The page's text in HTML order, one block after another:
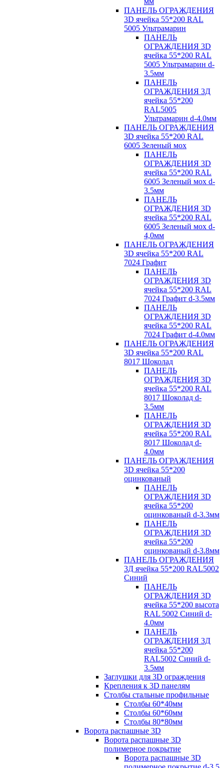
ПАНЕЛЬ ОГРАЖДЕНИЯ
3D ячейка 55*200 RAL
5005 Ультрамарин
ПАНЕЛЬ
ОГРАЖДЕНИЯ 3D
ячейка 55*200 RAL
5005 Ультрамарин d-
3.5мм
ПАНЕЛЬ
ОГРАЖДЕНИЯ 3Д
ячейка 55*200
RAL5005
Ультрамарин d-4.0мм
ПАНЕЛЬ ОГРАЖДЕНИЯ
3D ячейка 55*200 RAL
6005 Зеленый мох
ПАНЕЛЬ
ОГРАЖДЕНИЯ 3D
ячейка 55*200 RAL
6005 Зеленый мох d-
3.5мм
ПАНЕЛЬ
ОГРАЖДЕНИЯ 3D
ячейка 55*200 RAL
6005 Зеленый мох d-
4,0мм
ПАНЕЛЬ ОГРАЖДЕНИЯ
3D ячейка 55*200 RAL
7024 Графит
ПАНЕЛЬ
ОГРАЖДЕНИЯ 3D
ячейка 55*200 RAL
7024 Графит d-3.5мм
ПАНЕЛЬ
ОГРАЖДЕНИЯ 3D
ячейка 55*200 RAL
7024 Графит d-4.0мм
ПАНЕЛЬ ОГРАЖДЕНИЯ
3D ячейка 55*200 RAL
8017 Шоколад
ПАНЕЛЬ
ОГРАЖДЕНИЯ 3D
ячейка 55*200 RAL
8017 Шоколад d-
3.5мм
ПАНЕЛЬ
ОГРАЖДЕНИЯ 3D
ячейка 55*200 RAL
8017 Шоколад d-
4.0мм
ПАНЕЛЬ ОГРАЖДЕНИЯ
3D ячейка 55*200
оцинкованый
ПАНЕЛЬ
ОГРАЖДЕНИЯ 3D
ячейка 55*200
оцинкованый d-3.3мм
ПАНЕЛЬ
ОГРАЖДЕНИЯ 3D
ячейка 55*200
оцинкованый d-3.8мм
ПАНЕЛЬ ОГРАЖДЕНИЯ
3Д ячейка 55*200 RAL5002
Синий
ПАНЕЛЬ
ОГРАЖДЕНИЯ 3D
ячейка 55*200 высота
RAL 5002 Синий d-
4.0мм
ПАНЕЛЬ
ОГРАЖДЕНИЯ 3Д
ячейка 55*200
RAL5002 Синий d-
3.5мм
Заглушки для 3D ограждения
Крепления к 3D панелям
Столбы стальные профильные
Столбы 60*40мм
Столбы 60*60мм
Столбы 80*80мм
Ворота распашные 3D
Ворота распашные 3D
полимерное покрытие
Ворота распашные 3D